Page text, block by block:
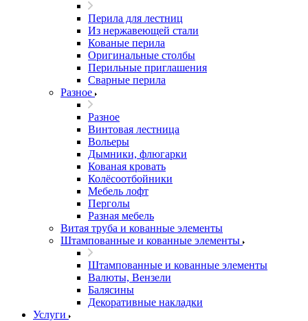
Перила для лестниц
Из нержавеющей стали
Кованые перила
Оригинальные столбы
Перильные приглашения
Сварные перила
Разное
Разное
Винтовая лестница
Вольеры
Дымники, флюгарки
Кованая кровать
Колёсоотбойники
Мебель лофт
Перголы
Разная мебель
Витая труба и кованные элементы
Штампованные и кованные элементы
Штампованные и кованные элементы
Валюты, Вензели
Балясины
Декоративные накладки
Услуги